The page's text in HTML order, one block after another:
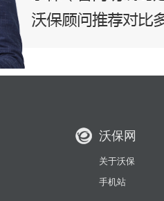
沃保网
关于沃保
手机站